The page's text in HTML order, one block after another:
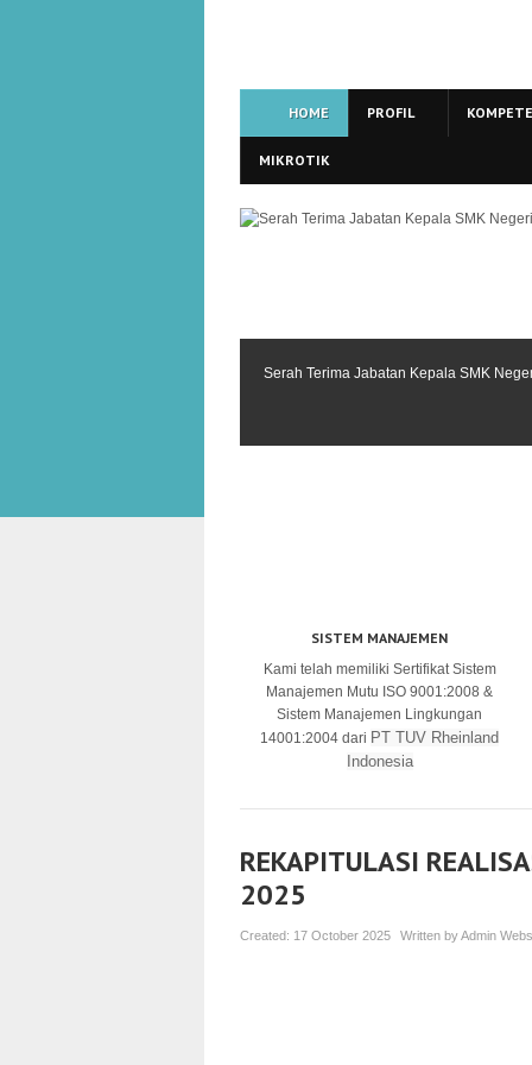
HOME PROFIL
MIKROTIK
Serah Terima Jabatan Kepala SMK
SISTEM MANAJEMEN
Kami telah memiliki Sertifikat Sistem
Manajemen Mutu ISO 9001:2008 &
Sistem Manajemen Lingkungan
14001:2004 dari PT TUV Rheinland
Indonesia
REKAPITULASI
2025
Created: 17 October 2025 Written byAdmin